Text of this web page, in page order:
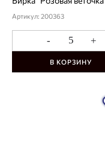
Артикул: 200363
- +
В КОРЗИНУ